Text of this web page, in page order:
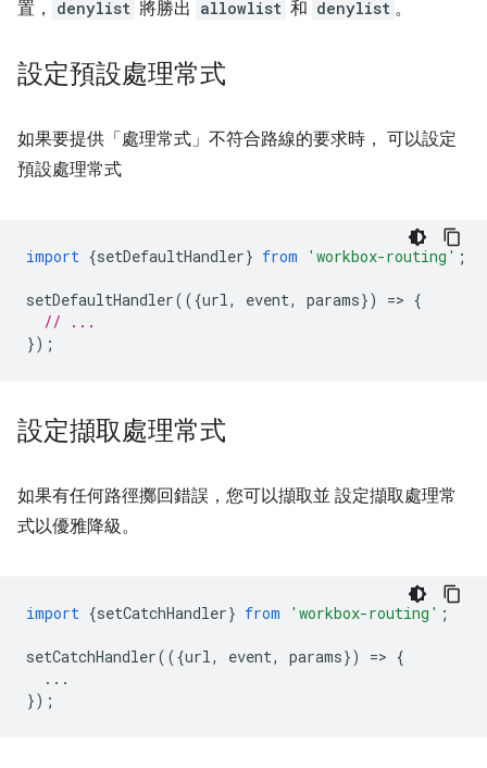
置，
denylist 將勝出 allowlist 和 denylist 。
設定預設處理常式
如果要提供「處理常式」不符合路線的要求時， 可以設定
預設處理常式
import {setDefaultHandler} from 'workbox-routing' ;
setDefaultHandler(({url, event, params}) => {
// ...
});
設定擷取處理常式
如果有任何路徑擲回錯誤，您可以擷取並 設定擷取處理常
式以優雅降級。
import {setCatchHandler} from 'workbox-routing' ;
setCatchHandler(({url, event, params}) => {
...
});